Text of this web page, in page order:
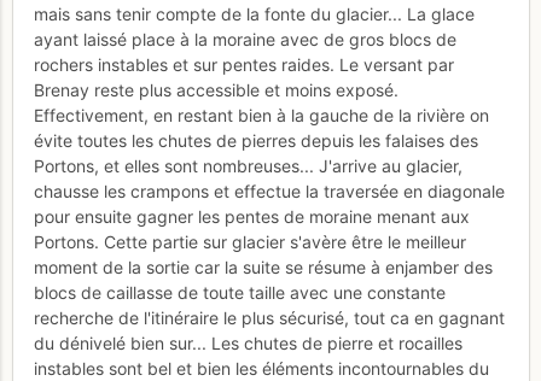
mais sans tenir compte de la fonte du glacier... La glace
ayant laissé place à la moraine avec de gros blocs de
rochers instables et sur pentes raides. Le versant par
Brenay reste plus accessible et moins exposé.
Effectivement, en restant bien à la gauche de la rivière on
évite toutes les chutes de pierres depuis les falaises des
Portons, et elles sont nombreuses... J'arrive au glacier,
chausse les crampons et effectue la traversée en diagonale
pour ensuite gagner les pentes de moraine menant aux
Portons. Cette partie sur glacier s'avère être le meilleur
moment de la sortie car la suite se résume à enjamber des
blocs de caillasse de toute taille avec une constante
recherche de l'itinéraire le plus sécurisé, tout ca en gagnant
du dénivelé bien sur... Les chutes de pierre et rocailles
instables sont bel et bien les éléments incontournables du